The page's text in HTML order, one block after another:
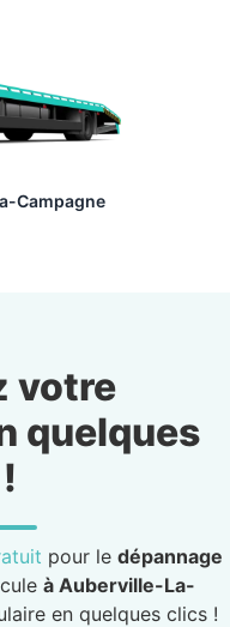
Campagne
votre
quelques
pour le dépannage
à Auberville-La-
en quelques clics !